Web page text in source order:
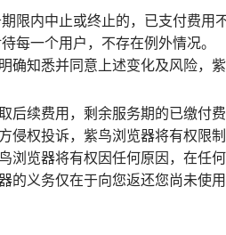
限内中止或终止的，已支付费
每一个用户，不存在例外情况。
知悉并同意上述变化及风险，
续费用，剩余服务期的已缴付费
权投诉，紫鸟浏览器将有权限
览器将有权因任何原因，在任
义务仅在于向您返还您尚未使